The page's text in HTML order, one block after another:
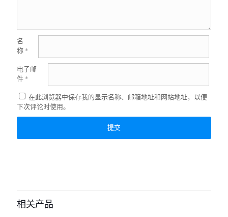
名
称 *
电子邮
件 *
在此浏览器中保存我的显示名称、邮箱地址和网站地址，以便
下次评论时使用。
相关产品